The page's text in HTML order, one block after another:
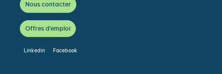
Nous contacter
Offres d'emploi
Linkedin Facebook